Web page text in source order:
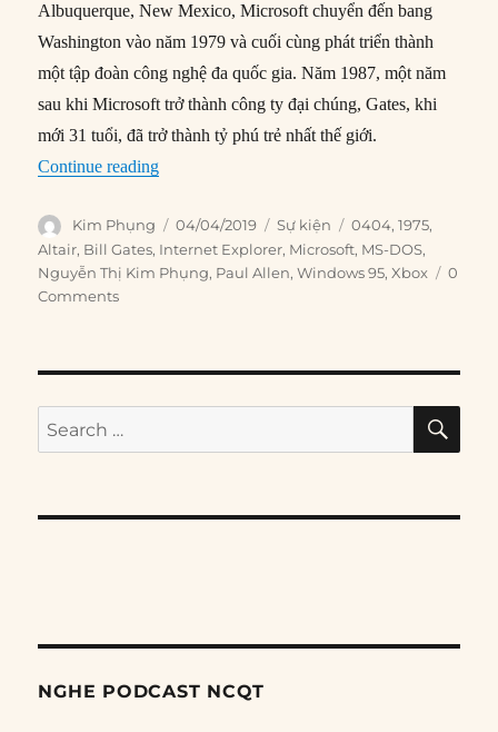
Albuquerque, New Mexico, Microsoft chuyển đến bang
Washington vào năm 1979 và cuối cùng phát triển thành
một tập đoàn công nghệ đa quốc gia. Năm 1987, một năm
sau khi Microsoft trở thành công ty đại chúng, Gates, khi
mới 31 tuổi, đã trở thành tỷ phú trẻ nhất thế giới.
Continue reading“04/04/1975: Microsoft được thành lập”
Author
Kim Phụng
Posted
on
04/04/2019 Categories
Sự kiện Tags
0404,1975,
Altair, Bill Gates, Internet Explorer, Microsoft, MS-DOS,
Nguyễn Thị Kim Phụng, Paul Allen,Windows 95,Xbox
0
Comments
Search
for:
NGHE PODCAST NCQT